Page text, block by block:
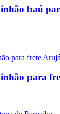
baú
para